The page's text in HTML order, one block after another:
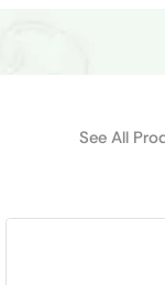
See All